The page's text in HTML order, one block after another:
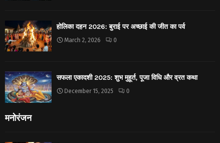
होलिका दहन 2026: बुराई पर अच्छाई की जीत का पर्व
March 2, 2026 0
सफला एकादशी 2025: शुभ मुहूर्त, पूजा विधि और व्रत कथा
December 15, 2025 0
मनोरंजन